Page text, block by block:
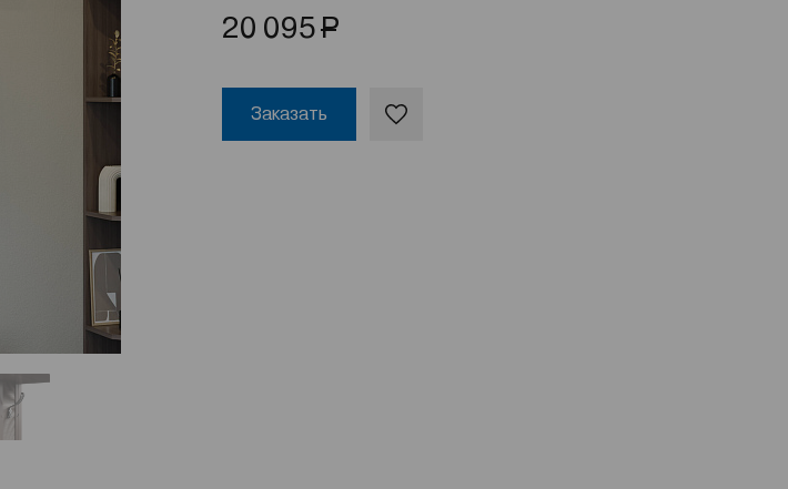
20 095Р
Заказать